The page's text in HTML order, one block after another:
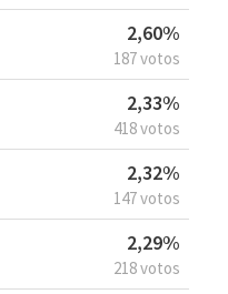
2,60%
187 votos
2,33%
418 votos
2,32%
147 votos
2,29%
218 votos